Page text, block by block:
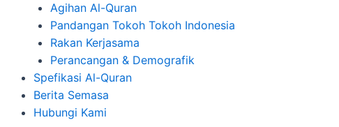
Agihan Al-Quran
Pandangan Tokoh Tokoh Indonesia
Rakan Kerjasama
Perancangan & Demografik
Spefikasi Al-Quran
Berita Semasa
Hubungi Kami